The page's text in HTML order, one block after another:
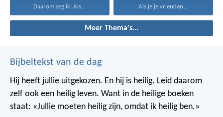
Daarom zeg ik: Als... Als je je vrienden...
Meer Thema's...
Bijbeltekst van de dag
Hij heeft jullie uitgekozen. En hij is heilig. Leid daarom
zelf ook een heilig leven. Want in de heilige boeken
staat: «Jullie moeten heilig zijn, omdat ik heilig ben.»